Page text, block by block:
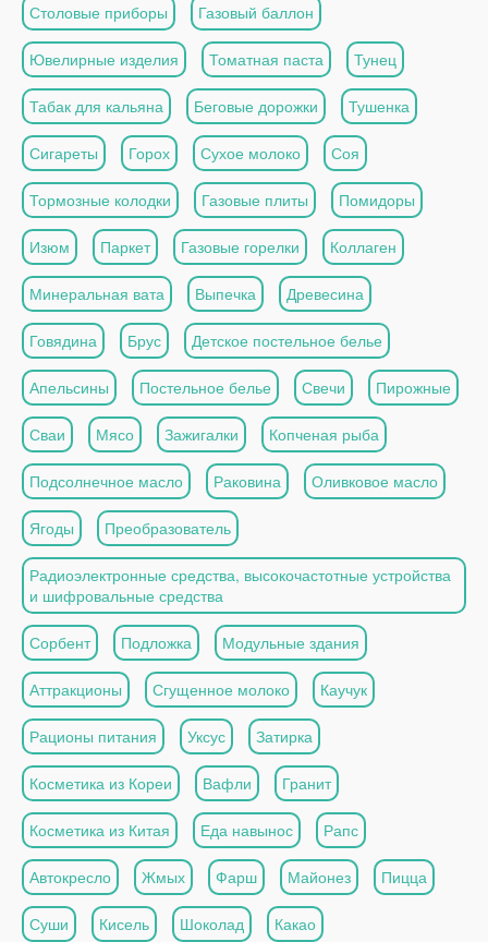
Столовые приборы Газовый баллон
Ювелирные изделия Томатная паста Тунец
Табак для кальяна Беговые дорожки Тушенка
Сигареты Горох Сухое молоко Соя
Тормозные колодки Газовые плиты Помидоры
Изюм Паркет Газовые горелки Коллаген
Минеральная вата Выпечка Древесина
Говядина Брус Детское постельное белье
Апельсины Постельное белье Свечи Пирожные
Сваи Мясо Зажигалки Копченая рыба
Подсолнечное масло Раковина Оливковое масло
Ягоды Преобразователь
Радиоэлектронные средства, высокочастотные устройства
и шифровальные средства
Сорбент Подложка Модульные здания
Аттракционы Сгущенное молоко Каучук
Рационы питания Уксус Затирка
Косметика из Кореи Вафли Гранит
Косметика из Китая Еда навынос Рапс
Автокресло Жмых Фарш Майонез Пицца
Суши Кисель Шоколад Какао